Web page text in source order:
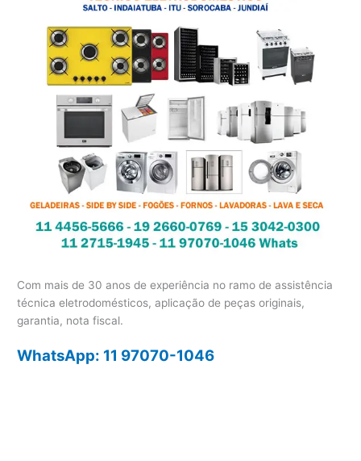
Com mais de 30 anos de experiência no ramo de assistência
técnica eletrodomésticos, aplicação de peças originais,
garantia, nota fiscal.
WhatsApp: 11 97070-1046